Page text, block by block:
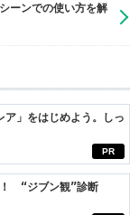
ーンでの使い方を解
PR
」をはじめよう。しっ
！ “ジブン観”診断